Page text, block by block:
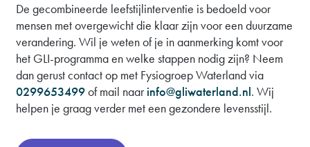
De gecombineerde leefstijlinterventie is bedoeld voor
mensen met overgewicht die klaar zijn voor een duurzame
verandering. Wil je weten of je in aanmerking komt voor
het GLI-programma en welke stappen nodig zijn? Neem
dan gerust contact op met Fysiogroep Waterland via
0299653499of mail naarinfo@gliwaterland.nl. Wij
helpen je graag verder met een gezondere levensstijl.